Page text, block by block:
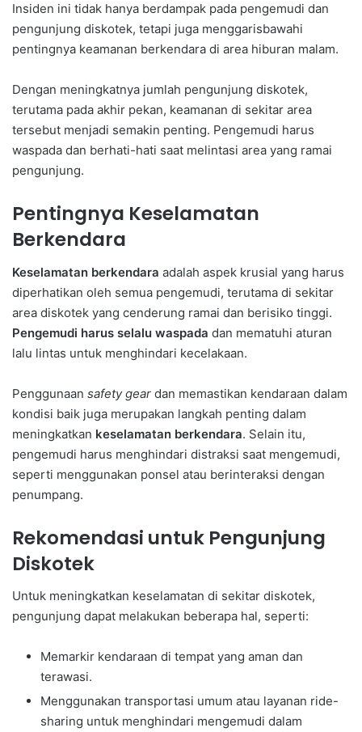
Insiden ini tidak hanya berdampak pada pengemudi dan
pengunjung diskotek, tetapi juga menggarisbawahi
pentingnya keamanan berkendara di area hiburan malam.
Dengan meningkatnya jumlah pengunjung diskotek,
terutama pada akhir pekan, keamanan di sekitar area
tersebut menjadi semakin penting. Pengemudi harus
waspada dan berhati-hati saat melintasi area yang ramai
pengunjung.
Pentingnya Keselamatan
Berkendara
Keselamatan berkendara adalah aspek krusial yang harus
diperhatikan oleh semua pengemudi, terutama di sekitar
area diskotek yang cenderung ramai dan berisiko tinggi.
Pengemudi harus selalu waspada dan mematuhi aturan
lalu lintas untuk menghindari kecelakaan.
Penggunaan safety gear dan memastikan kendaraan dalam
kondisi baik juga merupakan langkah penting dalam
meningkatkan keselamatan berkendara. Selain itu,
pengemudi harus menghindari distraksi saat mengemudi,
seperti menggunakan ponsel atau berinteraksi dengan
penumpang.
Rekomendasi untuk Pengunjung
Diskotek
Untuk meningkatkan keselamatan di sekitar diskotek,
pengunjung dapat melakukan beberapa hal, seperti:
Memarkir kendaraan di tempat yang aman dan
terawasi.
Menggunakan transportasi umum atau layanan ride-
sharing untuk menghindari mengemudi dalam